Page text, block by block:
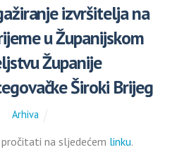
izvršitelja na
u Županijskom
Županije
Široki Brijeg
Arhiva
na sljedećem linku.